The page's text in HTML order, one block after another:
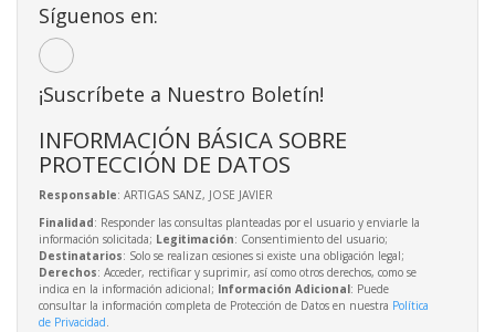
Síguenos en:
¡Suscríbete a Nuestro Boletín!
INFORMACIÓN BÁSICA SOBRE
PROTECCIÓN DE DATOS
Responsable: ARTIGAS SANZ, JOSE JAVIER
Finalidad: Responder las consultas planteadas por el usuario y enviarle la
información solicitada; Legitimación: Consentimiento del usuario;
Destinatarios: Solo se realizan cesiones si existe una obligación legal;
Derechos: Acceder, rectificar y suprimir, así como otros derechos, como se
indica en la información adicional; Información Adicional: Puede
consultar la información completa de Protección de Datos en nuestra Política
de Privacidad